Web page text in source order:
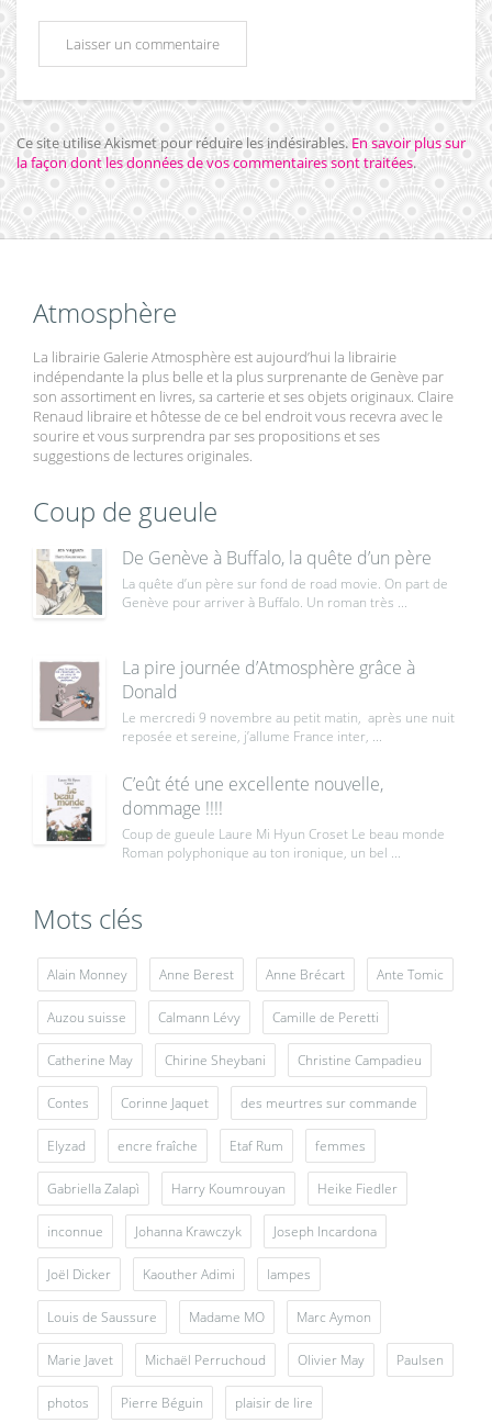
Ce site utilise Akismet pour réduire les indésirables.En savoir plus sur
la façon dont les données de vos commentaires sont traitées.
Atmosphère
La librairie Galerie Atmosphère est aujourd’hui la librairie
indépendante la plus belle et la plus surprenante de Genève par
son assortiment en livres, sa carterie et ses objets originaux. Claire
Renaud libraire et hôtesse de ce bel endroit vous recevra avec le
sourire et vous surprendra par ses propositions et ses
suggestions de lectures originales.
Coup de gueule
De Genève à Buffalo, la quête d’un père
La quête d’un père sur fond de road movie. On part de
Genève pour arriver à Buffalo. Un roman très ...
La pire journée d’Atmosphère grâce à
Donald
Le mercredi 9 novembre au petit matin, après une nuit
reposée et sereine, j’allume France inter, ...
C’eût été une excellente nouvelle,
dommage !!!!
Coup de gueule Laure Mi Hyun Croset Le beau monde
Roman polyphonique au ton ironique, un bel ...
Mots clés
Alain Monney Anne Berest Anne Brécart Ante Tomic
Auzou suisse Calmann Lévy Camille de Peretti
Catherine May Chirine Sheybani Christine Campadieu
Contes Corinne Jaquet des meurtres sur commande
Elyzad encre fraîche Etaf Rum femmes
Gabriella Zalapì Harry Koumrouyan Heike Fiedler
inconnue Johanna Krawczyk Joseph Incardona
Joël Dicker Kaouther Adimi lampes
Louis de Saussure Madame MO Marc Aymon
Marie Javet Michaël Perruchoud Olivier May Paulsen
photos Pierre Béguin plaisir de lire